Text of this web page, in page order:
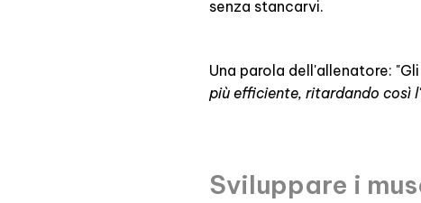
senza stancarvi.
Una parola dell'allenatore: "Gli
più efficiente, ritardando così
Sviluppare i